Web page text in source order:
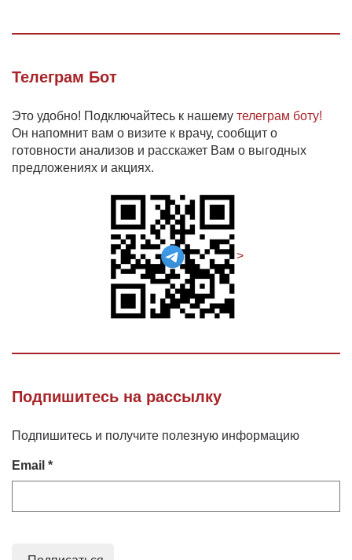
Телеграм Бот
Это удобно! Подключайтесь к нашему телеграм боту!
Он напомнит вам о визите к врачу, сообщит о
готовности анализов и расскажет Вам о выгодных
предложениях и акциях.
>
Подпишитесь на рассылку
Подпишитесь и получите полезную информацию
Email *